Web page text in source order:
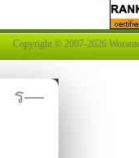
Copyright © 2007-2026
ร—